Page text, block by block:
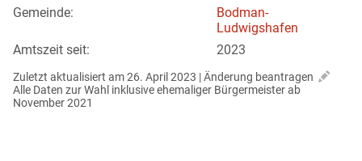
Gemeinde:
Bodman-
Ludwigshafen
Amtszeit seit:
2023
Zuletzt aktualisiert am 26. April 2023 | Änderung beantragen
Alle Daten zur Wahl inklusive ehemaliger Bürgermeister ab
November 2021